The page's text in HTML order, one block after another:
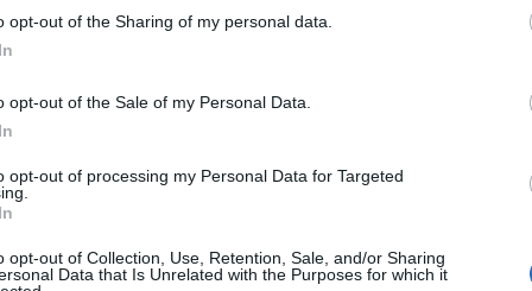
opt-out of the Sharing of my personal data.
opt-out of the Sale of my Personal Data.
opt-out of processing my Personal Data for Targeted
opt-out of Collection, Use, Retention, Sale, and/or Sharing
Data that Is Unrelated with the Purposes for which it
megvédése után egy.-i tanár az Általános és
tanszéken (1956). Az 1954. évi nyelvész
János és kora c. monográfiája a m.
nagy filológiai apparátussal megírt alkotása
ében. A munka közben 1966-ban tette közzé
lexikalizálódás c. elvi-módszertani tapasztalatait.
meg a Filológiai Közlönyben, a Magy. Tudományban,
az Általános nyelvészeti tanulmányok köteteiben.
rendszer és nyelvhasználat: általános és
(1
)